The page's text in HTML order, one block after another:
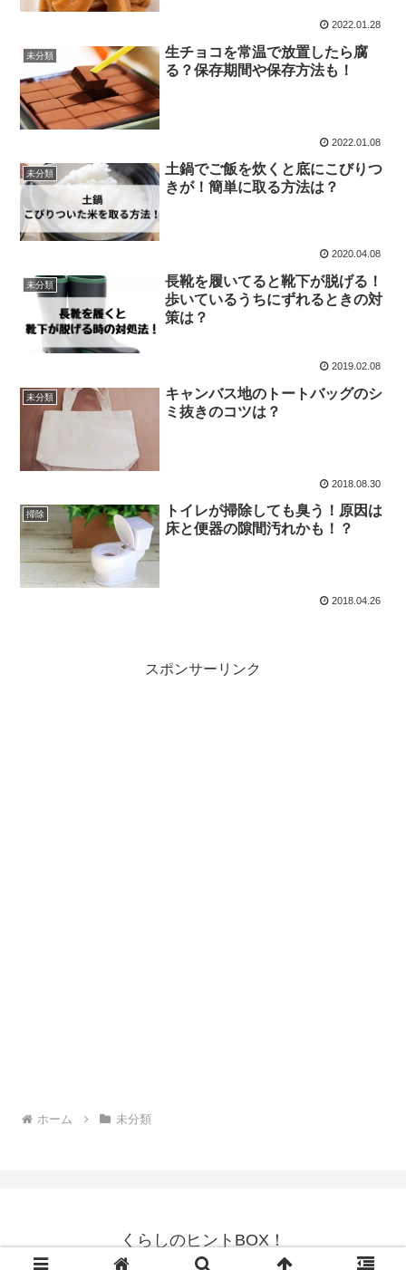
2022.01.28
未分類
生チョコを常温で放置したら腐
る？保存期間や保存方法も！
2022.01.08
未分類
土鍋でご飯を炊くと底にこびりつ
きが！簡単に取る方法は？
2020.04.08
未分類
長靴を履いてると靴下が脱げる！
歩いているうちにずれるときの対
策は？
2019.02.08
未分類
キャンバス地のトートバッグのシ
ミ抜きのコツは？
2018.08.30
掃除
トイレが掃除しても臭う！原因は
床と便器の隙間汚れかも！？
2018.04.26
スポンサーリンク
ホーム 未分類
くらしのヒントBOX！
© 2018 くらしのヒントBOX！.